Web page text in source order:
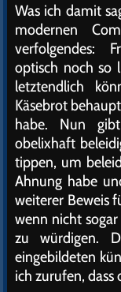
Was ich damit
modernen
verfolgendes:
optisch noch so
letztendlich
Käsebrot
habe. Nun
obelixhaft
tippen, um
Ahnung habe
weiterer Beweis
wenn nicht
zu würdigen.
eingebildeten
ich zurufen,